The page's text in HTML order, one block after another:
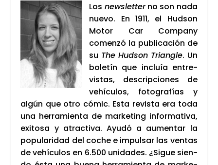
Los news­let­terno son nada
nue­vo. En 1911, el Hud­son
Motor Car Com­pany
comen­zó la publi­ca­ción de
su The Hud­son Trian­gle. Un
bole­tín que incluía entre­
vis­tas, des­crip­cio­nes de
vehícu­los, foto­gra­fías y
algún que otro cómic. Esta revis­ta era toda
una herra­mien­ta de mar­ke­ting infor­ma­ti­va,
exi­to­sa y atrac­ti­va. Ayu­dó a aumen­tar la
popu­la­ri­dad del coche e impul­sar las ven­tas
de vehícu­los en 6.500 uni­da­des. ¿Sigue sien­